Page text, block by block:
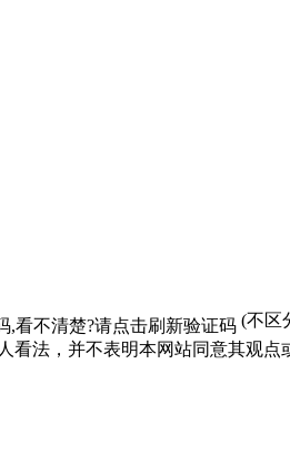
(不区
看法，并不表明本网站同意其观